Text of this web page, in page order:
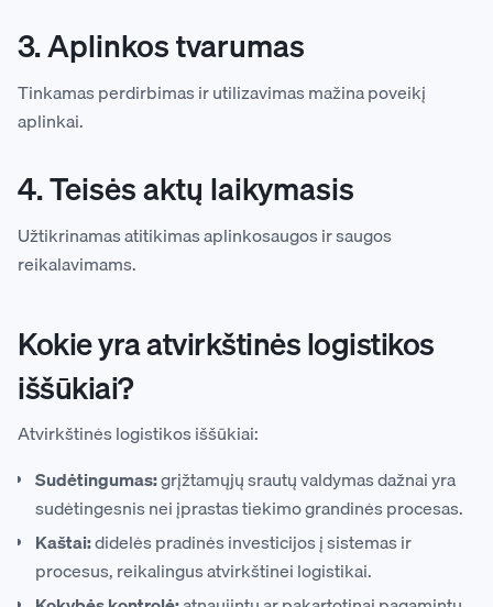
3. Aplinkos tvarumas
Tinkamas perdirbimas ir utilizavimas mažina poveikį
aplinkai.
4. Teisės aktų laikymasis
Užtikrinamas atitikimas aplinkosaugos ir saugos
reikalavimams.
Kokie yra atvirkštinės logistikos
iššūkiai?
Atvirkštinės logistikos iššūkiai:
Sudėtingumas:grįžtamųjų srautų valdymas dažnai yra
sudėtingesnis nei įprastas tiekimo grandinės procesas.
Kaštai:didelės pradinės investicijos į sistemas ir
procesus, reikalingus atvirkštinei logistikai.